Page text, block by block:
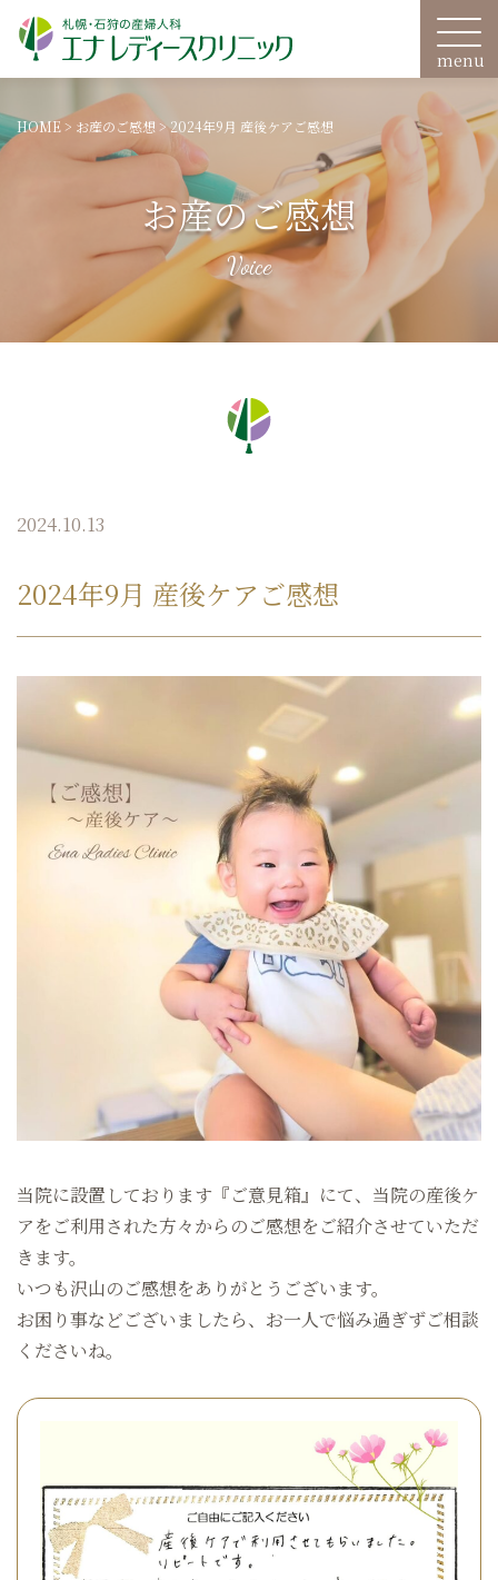
HOME> お産のご感想 >2024年9月 産後ケアご感想
お産のご感想
2024.10.13
2024年9月 産後ケアご感想
当院に設置しております『ご意見箱』にて、当院の産後ケ
アをご利用された方々からのご感想をご紹介させていただ
きます。
いつも沢山のご感想をありがとうございます。
お困り事などございましたら、お一人で悩み過ぎずご相談
くださいね。